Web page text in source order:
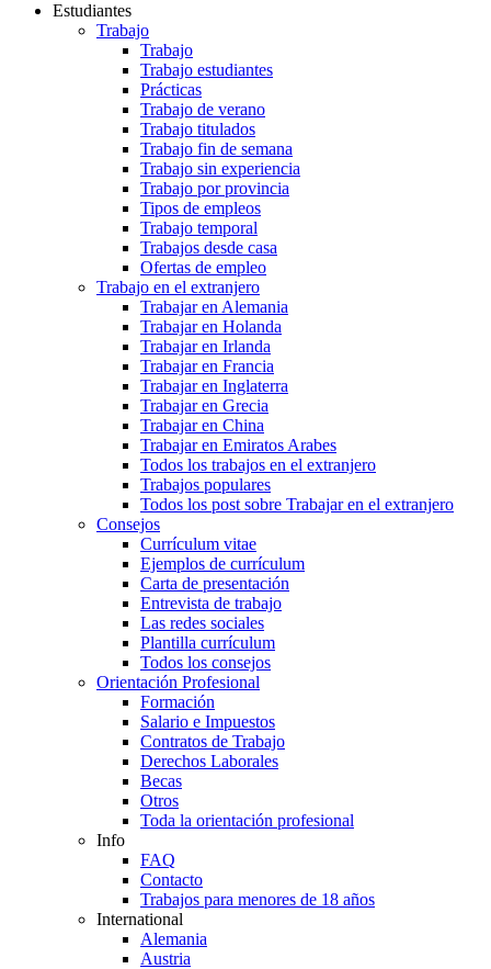
Estudiantes
Trabajo
Trabajo
Trabajo estudiantes
Prácticas
Trabajo de verano
Trabajo titulados
Trabajo fin de semana
Trabajo sin experiencia
Trabajo por provincia
Tipos de empleos
Trabajo temporal
Trabajos desde casa
Ofertas de empleo
Trabajo en el extranjero
Trabajar en Alemania
Trabajar en Holanda
Trabajar en Irlanda
Trabajar en Francia
Trabajar en Inglaterra
Trabajar en Grecia
Trabajar en China
Trabajar en Emiratos Arabes
Todos los trabajos en el extranjero
Trabajos populares
Todos los post sobre Trabajar en el extranjero
Consejos
Currículum vitae
Ejemplos de currículum
Carta de presentación
Entrevista de trabajo
Las redes sociales
Plantilla currículum
Todos los consejos
Orientación Profesional
Formación
Salario e Impuestos
Contratos de Trabajo
Derechos Laborales
Becas
Otros
Toda la orientación profesional
Info
FAQ
Contacto
Trabajos para menores de 18 años
International
Alemania
Austria